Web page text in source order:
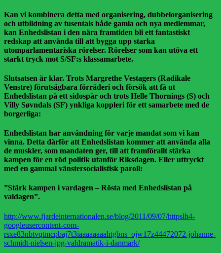
Kan vi kombinera detta med organisering, dubbelorganisering
och utbildning av tusentals både gamla och nya medlemmar,
kan Enhedslistan i den nära framtiden bli ett fantastiskt
redskap att använda till att bygga upp starka
utomparlamentariska rörelser. Rörelser som kan utöva ett
starkt tryck mot S/SF:s klassamarbete.
Slutsatsen är klar. Trots Margrethe Vestagers (Radikale
Venstre) förutsägbara förräderi och försök att få ut
Enhedslistan på ett sidospår och trots Helle Thornings (S) och
Villy Søvndals (SF) ynkliga koppleri för ett samarbete med de
borgerliga:
Enhedslistan har användning för varje mandat som vi kan
vinna. Detta därför att Enhedslistan kommer att använda alla
de muskler, som mandaten ger, till att framförallt stärka
kampen för en röd politik utanför Riksdagen. Eller uttryckt
med en gammal vänstersocialistisk paroll:
”Stärk kampen i vardagen – Rösta med Enhedslistan på
valdagen”.
http://www.fjardeinternationalen.se/blog/2011/09/07/httpslh4-
googleusercontent-com-
rsxe83nbtvqtmcpbaj7t3iaaaaaaaahtgbns_ojw17z44472072-johanne-
schmidt-nielsen-jpg-valdramatik-i-danmark/